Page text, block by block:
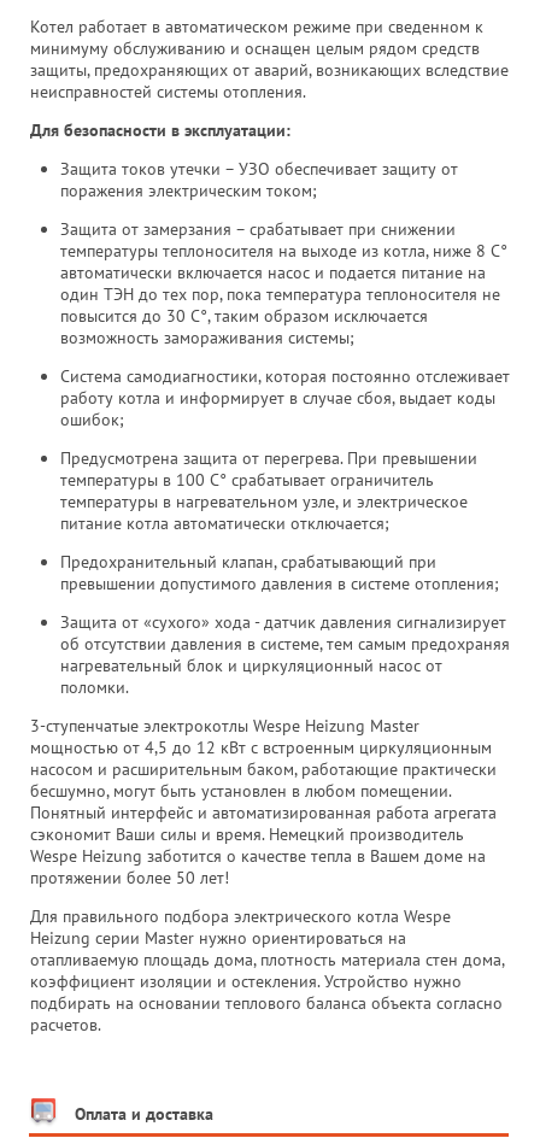
Котел работает в автоматическом режиме при сведенном к
минимуму обслуживанию и оснащен целым рядом средств
защиты, предохраняющих от аварий, возникающих вследствие
неисправностей системы отопления.
Для безопасности в эксплуатации:
Защита токов утечки – УЗО обеспечивает защиту от
поражения электрическим током;
Защита от замерзания – срабатывает при снижении
температуры теплоносителя на выходе из котла, ниже 8 С°
автоматически включается насос и подается питание на
один ТЭН до тех пор, пока температура теплоносителя не
повысится до 30 С°, таким образом исключается
возможность замораживания системы;
Система самодиагностики, которая постоянно отслеживает
работу котла и информирует в случае сбоя, выдает коды
ошибок;
Предусмотрена защита от перегрева. При превышении
температуры в 100 С° срабатывает ограничитель
температуры в нагревательном узле, и электрическое
питание котла автоматически отключается;
Предохранительный клапан, срабатывающий при
превышении допустимого давления в системе отопления;
Защита от «сухого» хода - датчик давления сигнализирует
об отсутствии давления в системе, тем самым предохраняя
нагревательный блок и циркуляционный насос от
поломки.
3-ступенчатые электрокотлы Wespe Heizung Master
мощностью от 4,5 до 12 кВт с встроенным циркуляционным
насосом и расширительным баком, работающие практически
бесшумно, могут быть установлен в любом помещении.
Понятный интерфейс и автоматизированная работа агрегата
сэкономит Ваши силы и время. Немецкий производитель
Wespe Heizung заботится о качестве тепла в Вашем доме на
протяжении более 50 лет!
Для правильного подбора электрического котла Wespe
Heizung серии Master нужно ориентироваться на
отапливаемую площадь дома, плотность материала стен дома,
коэффициент изоляции и остекления. Устройство нужно
подбирать на основании теплового баланса объекта согласно
расчетов.
Оплата и доставка